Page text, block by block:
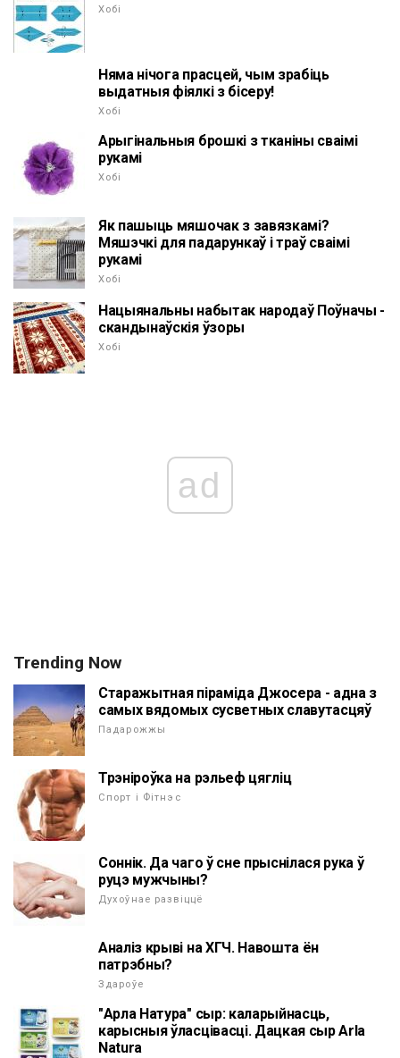
Хобі
Няма нічога прасцей, чым зрабіць
выдатныя фіялкі з бісеру!
Хобі
Арыгінальныя брошкі з тканіны сваімі
рукамі
Хобі
Як пашыць мяшочак з завязкамі?
Мяшэчкі для падарункаў і траў сваімі
рукамі
Хобі
Нацыянальны набытак народаў Поўначы -
скандынаўскія ўзоры
Хобі
ad
Trending Now
Старажытная піраміда Джосера - адна з
самых вядомых сусветных славутасцяў
Падарожжы
Трэніроўка на рэльеф цягліц
Спорт і Фітнэс
Соннік. Да чаго ў сне прыснілася рука ў
руцэ мужчыны?
Духоўнае развіццё
Аналіз крыві на ХГЧ. Навошта ён
патрэбны?
Здароўе
"Арла Натура" сыр: каларыйнасць,
карысныя ўласцівасці. Дацкая сыр Arla
Natura